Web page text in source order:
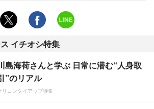
イチオシ特集
島海荷さんと学ぶ 日常に潜む“人身取
”のリアル
リコンタイアップ特集